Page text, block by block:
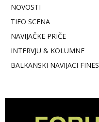
NOVOSTI
TIFO SCENA
NAVIJAČKE PRIČE
INTERVJU & KOLUMNE
BALKANSKI NAVIJACI